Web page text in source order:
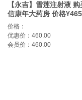
【永吉】雪莲注射液
信康年大药房 价格
湿性关节炎
价格：
优惠价：460.00
会员价：460.00